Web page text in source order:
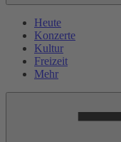
Heute
Konzerte
Kultur
Freizeit
Mehr